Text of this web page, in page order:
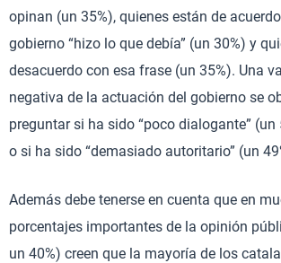
opinan (un 35%), quienes están de
gobierno “hizo lo que debía” (un 30%) y
desacuerdo con esa frase (un 35%). Una
negativa de la actuación del gobierno se
preguntar si ha sido “poco dialogante” (un
o si ha sido “demasiado autoritario” (un
Además debe tenerse en cuenta que en
porcentajes importantes de la opinión
un 40%) creen que la mayoría de los